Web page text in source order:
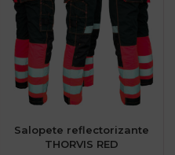
Salopete reflectorizante
THORVIS RED